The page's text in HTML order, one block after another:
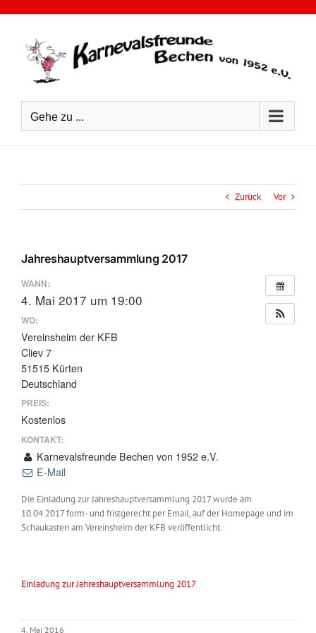
Gehe zu ...
Zurück Vor
Jahreshauptversammlung 2017
WANN:
4. Mai 2017 um 19:00
WO:
Vereinsheim der KFB
Cliev 7
51515 Kürten
Deutschland
PREIS:
Kostenlos
KONTAKT:
Karnevalsfreunde Bechen von 1952 e.V.
E-Mail
Die Einladung zur Jahreshauptversammlung 2017 wurde am
10.04.2017 form- und fristgerecht per Email, auf der Homepage und im
Schaukasten am Vereinsheim der KFB veröffentlicht.
Einladung zur Jahreshauptversammlung 2017
4. Mai 2016